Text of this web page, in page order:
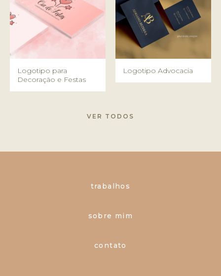
Logotipo para
Decoração e Festas
Logotipo Advocacia
VER TODOS
trabalhos
sobre mim
contato